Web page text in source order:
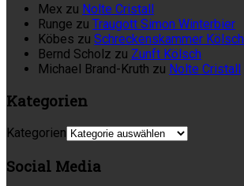
Mex zu Nolte Cristall
Runge zu Traugott Simon Winterbier
Köbes zu Schreckenskammer Kölsch
Bernd Scholz zu Zunft Kölsch
Michael Brand-Kruth zu Nolte Cristall
Kategorien
Kategorien
Social Media